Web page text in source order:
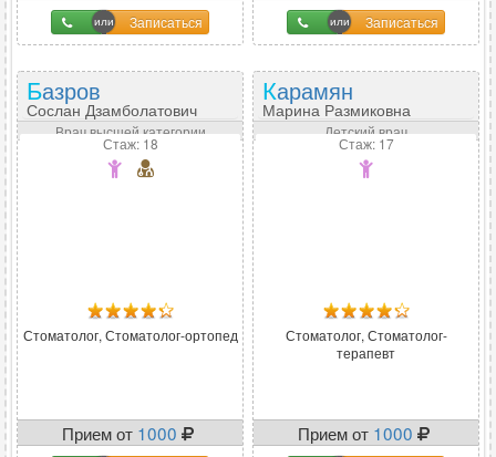
Записаться Записаться
Базров
Сослан Дзамболатович
Врач высшей категории
Стаж: 18
Стоматолог, Стоматолог-ортопед
Прием от 1000
Карамян
Марина Размиковна
Детский врач
Стаж: 17
Стоматолог, Стоматолог-
терапевт
Прием от 1000